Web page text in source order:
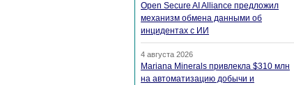
Open Secure AI Alliance предложил
механизм обмена данными об
инцидентах с ИИ
4 августа 2026
Mariana Minerals привлекла $310 млн
на автоматизацию добычи и